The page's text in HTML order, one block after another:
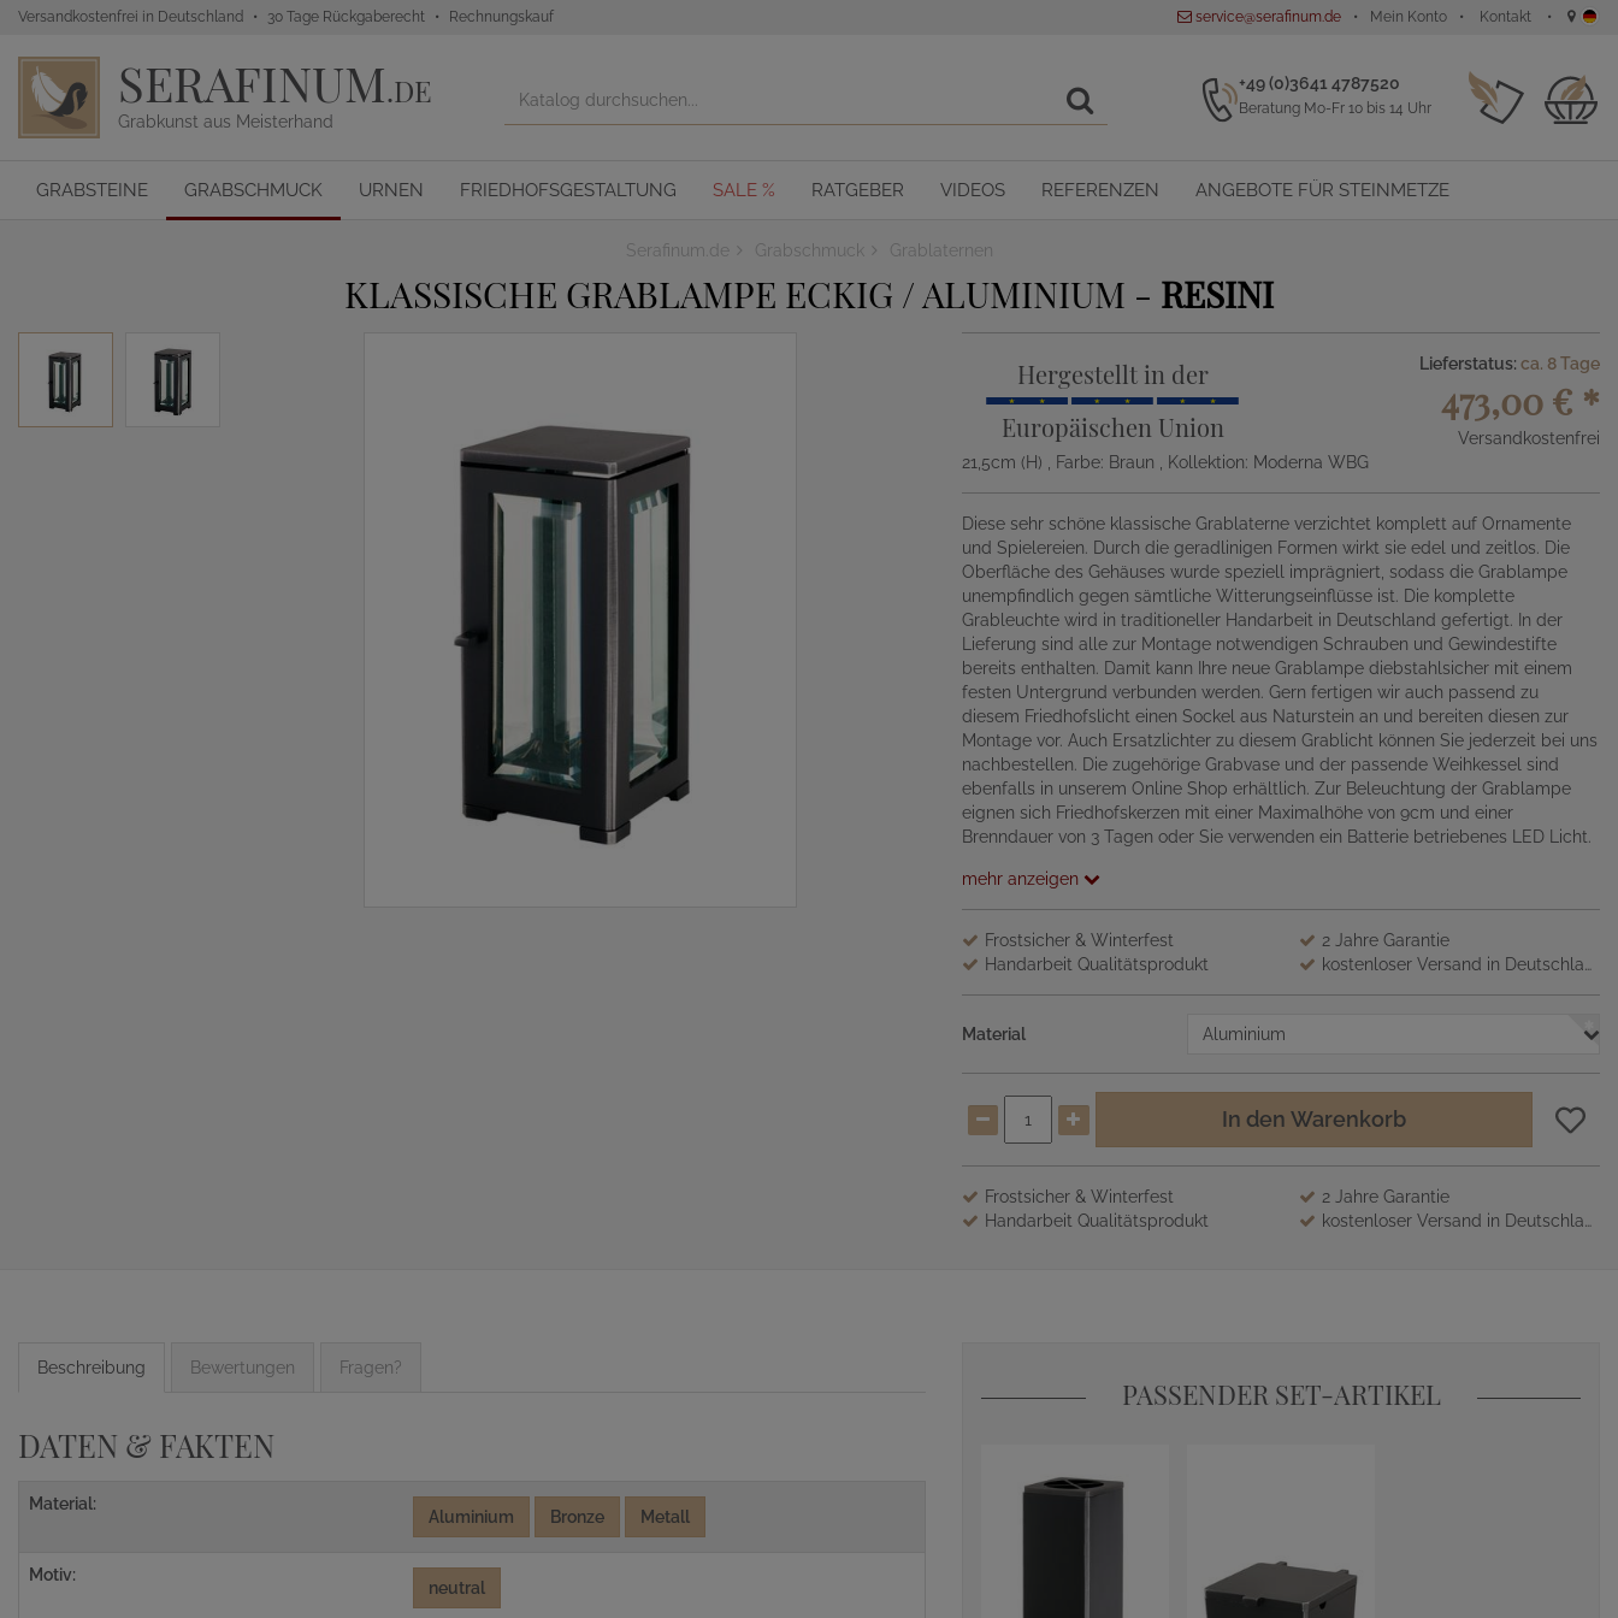
Versandkostenfrei in Deutschland 30 Tage Rückgaberecht Rechnungskauf service@serafinum.de Mein Konto Kontakt
SERAFINUM.DE
Grabkunst aus Meisterhand
+49 (0)3641 4787520
Beratung Mo-Fr 10 bis 14 Uhr
GRABSTEINE GRABSCHMUCK URNEN FRIEDHOFSGESTALTUNG SALE % RATGEBER VIDEOS REFERENZEN ANGEBOTE FÜR STEINMETZE
Serafinum.de Grabschmuck Grablaternen
KLASSISCHE GRABLAMPE ECKIG / ALUMINIUM - RESINI
Hergestellt in der
Europäischen Union
Lieferstatus: ca. 8 Tage
473,00 € *
Versandkostenfrei
21,5cm (H)
, Farbe: Braun , Kollektion: Moderna WBG
Diese sehr schöne klassische Grablaterne verzichtet komplett auf Ornamente
und Spielereien. Durch die geradlinigen Formen wirkt sie edel und zeitlos. Die
Oberfläche des Gehäuses wurde speziell imprägniert, sodass die Grablampe
unempfindlich gegen sämtliche Witterungseinflüsse ist. Die komplette
Grableuchte wird in traditioneller Handarbeit in Deutschland gefertigt. In der
Lieferung sind alle zur Montage notwendigen Schrauben und Gewindestifte
bereits enthalten. Damit kann Ihre neue Grablampe diebstahlsicher mit einem
festen Untergrund verbunden werden. Gern fertigen wir auch passend zu
diesem Friedhofslicht einen Sockel aus Naturstein an und bereiten diesen zur
Montage vor. Auch Ersatzlichter zu diesem Grablicht können Sie jederzeit bei uns
nachbestellen. Die zugehörige Grabvase und der passende Weihkessel sind
ebenfalls in unserem Online Shop erhältlich. Zur Beleuchtung der Grablampe
eignen sich Friedhofskerzen mit einer Maximalhöhe von 9cm und einer
Brenndauer von 3 Tagen oder Sie verwenden ein Batterie betriebenes LED Licht.
mehr anzeigen
Frostsicher & Winterfest
2 Jahre Garantie
Handarbeit Qualitätsprodukt
kostenloser Versand in Deutschland
Material Aluminium
In den Warenkorb
Frostsicher & Winterfest
2 Jahre Garantie
Handarbeit Qualitätsprodukt
kostenloser Versand in Deutschland
Beschreibung Bewertungen Fragen?
DATEN & FAKTEN
Material:
Aluminium Bronze Metall
Motiv:
neutral
PASSENDER SET-ARTIKEL